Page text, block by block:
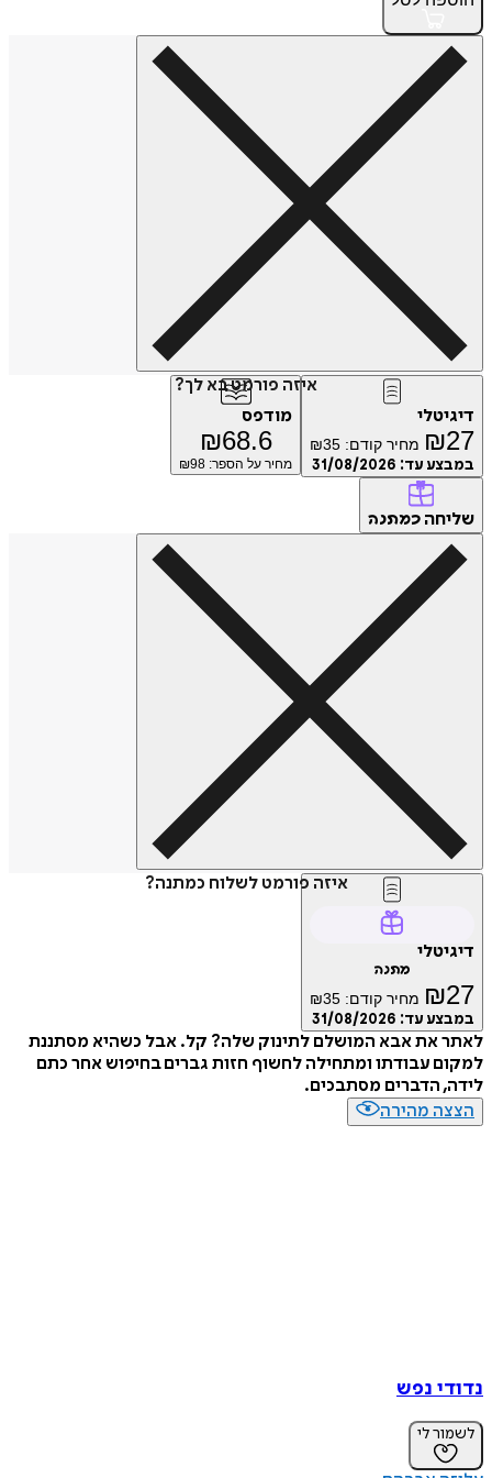
איזה פורמט בא לך?
₪ מחיר קודם: ₪35
עד:31/08/2026
מודפס
₪68.6
מחיר על הספר: ₪98
כמתנה
איזה פורמט לשלוח כמתנה?
₪ מחיר קודם: ₪35
עד:31/08/2026
את אבא המושלם לתינוק שלה? קל. אבל כשהיא מסתננת
עבודתו ומתחילה לחשוף חזות גברים בחיפוש אחר כתם
הדברים מסתבכים.
מהירה
נפש
לי